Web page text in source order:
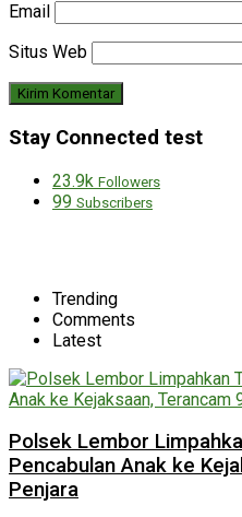
Email
Situs Web
Stay Connected test
23.9k Followers
99 Subscribers
Trending
Comments
Latest
Polsek Lembor
Pencabulan Anak ke
Penjara